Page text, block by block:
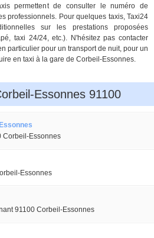
permettent de consulter le numéro de
professionnels. Pour quelques taxis, Taxi24
sur les prestations proposées
taxi 24/24, etc.). N'hésitez pas contacter
particulier pour un transport de nuit, pour un
en taxi à la gare de Corbeil-Essonnes.
Essonnes 91100
Corbeil-Essonnes
Essonnes
91100 Corbeil-Essonnes